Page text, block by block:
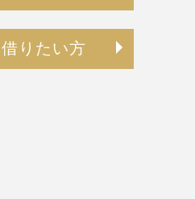
借りたい方